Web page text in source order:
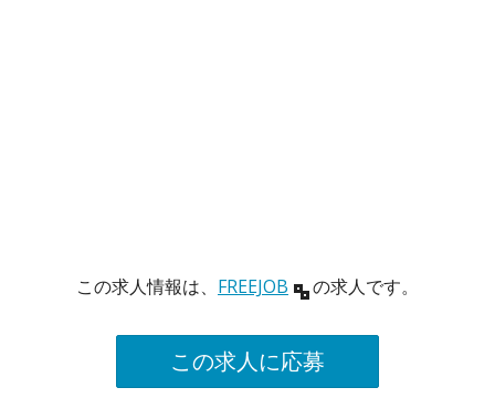
この求人情報は、 FREEJOB の求人です。
この求人に応募